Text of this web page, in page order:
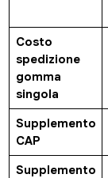
Costo
spedizione
gomma
singola
Supplemento
CAP
Supplemento